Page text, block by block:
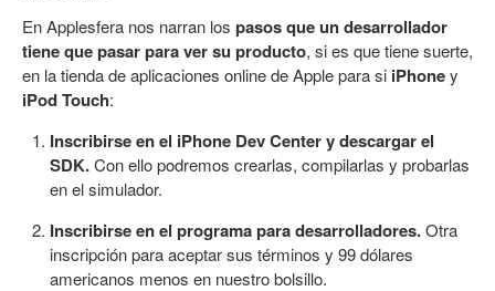
En Applesfera nos narran los pasos que un desarrollador
tiene que pasar para ver su producto, si es que tiene suerte,
en la tienda de aplicaciones online de Apple para si iPhoney
iPod Touch:
Inscribirse en el iPhone Dev Center y descargar el
SDK.Con ello podremos crearlas, compilarlas y probarlas
en el simulador.
Inscribirse en el programa para desarrolladores.Otra
inscripción para aceptar sus términos y 99 dólares
americanos menos en nuestro bolsillo.